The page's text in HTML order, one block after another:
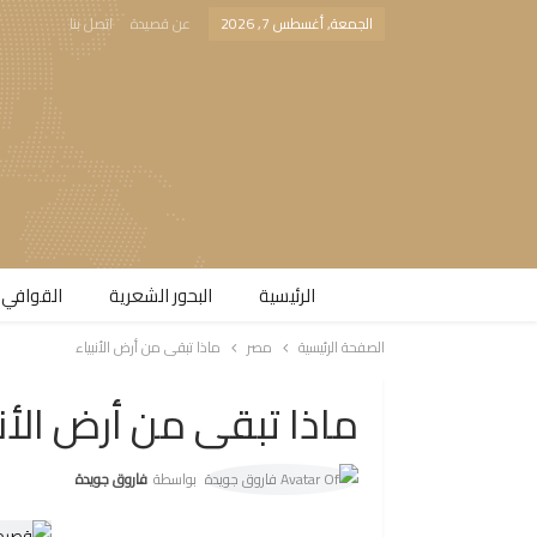
الجمعة, أغسطس 7, 2026 عن قصيدة اتصل بنا
الرئيسية البحور الشعرية​
الصفحة الرئيسية مصر ماذا تبقى من أرض الأنبياء
ماذا تبقى من أرض
بواسطة فاروق جويدة